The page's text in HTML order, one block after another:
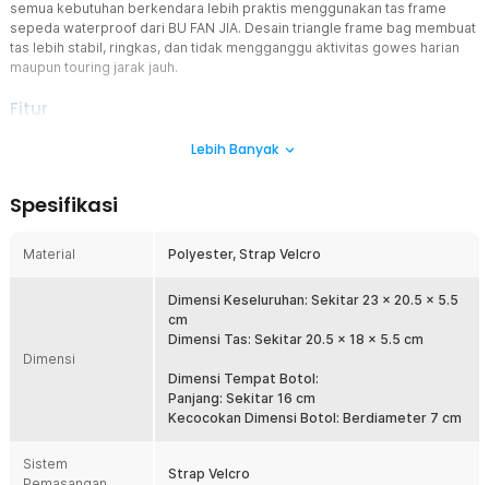
semua kebutuhan berkendara lebih praktis menggunakan tas frame
sepeda waterproof dari BU FAN JIA. Desain triangle frame bag membuat
tas lebih stabil, ringkas, dan tidak mengganggu aktivitas gowes harian
maupun touring jarak jauh.
Fitur
Desain Triangle Frame Ergonomis
pemasangan membuat barang bawaan tetap mudah dijangkau
seperti ini sangat cocok digunakan untuk sepeda MTB, road bike,
Holder Botol Minum Praktis
Bagian bawah tas dilengkapi tempat khusus untuk menyimpan botol
minum agar lebih mudah diakses saat bersepeda. Holder mampu
menampung botol dengan diameter hingga sekitar 7 cm sehingga
kompatibel dengan banyak jenis botol olahraga. Dengan adanya
holder ini, Anda tidak perlu membeli tempat botol tambahan pada
Menggunakan material polyester tebal yang memiliki kemampuan
Lebih Banyak
Spesifikasi
Material Polyester, Strap Velcro
Dimensi
Dimensi Keseluruhan: Sekitar 23 x 20.5 x 5.5
cm
Dimensi Tas: Sekitar 20.5 x 18 x 5.5 cm
Dimensi Tempat Botol:
Panjang: Sekitar 16 cm
Kecocokan Dimensi Botol: Berdiameter 7 cm
Sistem
Strap Velcro